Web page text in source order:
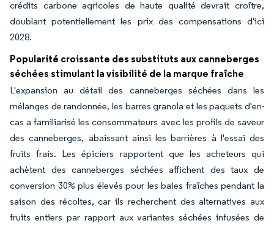
crédits carbone agricoles de haute qualité devrait croître,
doublant potentiellement les prix des compensations d'ici
2028.
Popularité croissante des substituts aux canneberges
séchées stimulant la visibilité de la marque fraîche
L'expansion au détail des canneberges séchées dans les
mélanges de randonnée, les barres granola et les paquets d'en-
cas a familiarisé les consommateurs avec les profils de saveur
des canneberges, abaissant ainsi les barrières à l'essai des
fruits frais. Les épiciers rapportent que les acheteurs qui
achètent des canneberges séchées affichent des taux de
conversion 30% plus élevés pour les baies fraîches pendant la
saison des récoltes, car ils recherchent des alternatives aux
fruits entiers par rapport aux variantes séchées infusées de